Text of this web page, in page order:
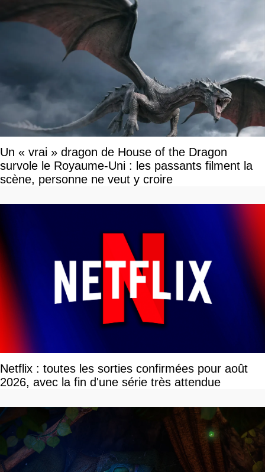
Un « vrai » dragon de House of the Dragon
survole le Royaume-Uni : les passants filment la
scène, personne ne veut y croire
Netflix : toutes les sorties confirmées pour août
2026, avec la fin d'une série très attendue